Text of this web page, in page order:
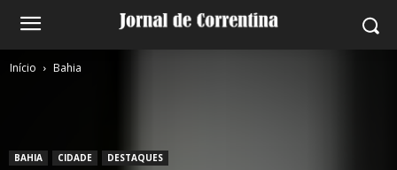
Início Bahia
BAHIA CIDADE DESTAQUES